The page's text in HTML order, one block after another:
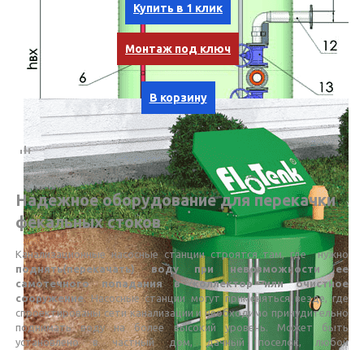
Купить в 1 клик
Монтаж под ключ
В корзину
Надежное оборудование для перекачки
фекальных стоков
Канализационные насосные станции строятся там, где нужно
поднять(перекачать) воду при невозможности ее
самотечного попадания в коллектор или очистное
сооружение. Насосные станции могут применяться везде, где
спроектированы сети канализации и необходимо принудительно
поднимать воду на более высокий уровень. Может быть
установлено в частный дом, дачный поселок, любой